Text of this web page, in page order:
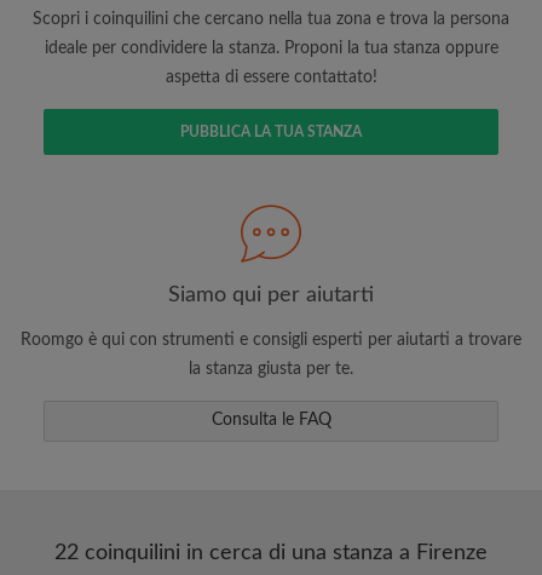
Cerca per ciò che è importante per te
Visualizza le stanze e i coinquilini
Salva le tue ricerche
Ricevi aggiornamenti via email per gli ultimi
Fai sapere ai coinquilini e ai proprietari
esattamente quello che stai cercando
Scopri i coinquilini che cercano nella tua zona e trova la persona
ideale per condividere la stanza. Proponi la tua stanza oppure
aspetta di essere contattato!
PUBBLICA LA TUA STANZA
Siamo qui per aiutarti
Roomgo è qui con strumenti e consigli esperti per aiutarti a trovare
la stanza giusta per te.
Consulta le FAQ
22 coinquilini in cerca di una stanza a Firenze